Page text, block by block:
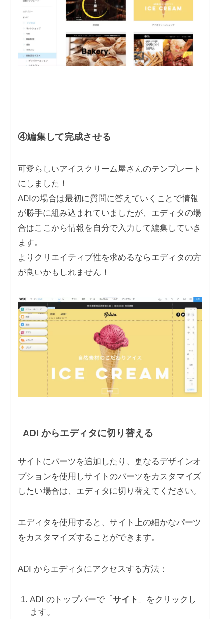
④編集して完成させる
可愛らしいアイスクリーム屋さんのテンプレート
にしました！
ADIの場合は最初に質問に答えていくことで情報
が勝手に組み込まれていましたが、エディタの場
合はここから情報を自分で入力して編集していき
ます。
よりクリエイティブ性を求めるならエディタの方
が良いかもしれません！
ADI からエディタに切り替える
サイトにパーツを追加したり、更なるデザインオ
プションを使用しサイトのパーツをカスタマイズ
したい場合は、エディタに切り替えてください。
エディタを使用すると、サイト上の細かなパーツ
をカスタマイズすることができます。
ADI からエディタにアクセスする方法：
ADI のトップバーで「サイト 」をクリックし
ます。